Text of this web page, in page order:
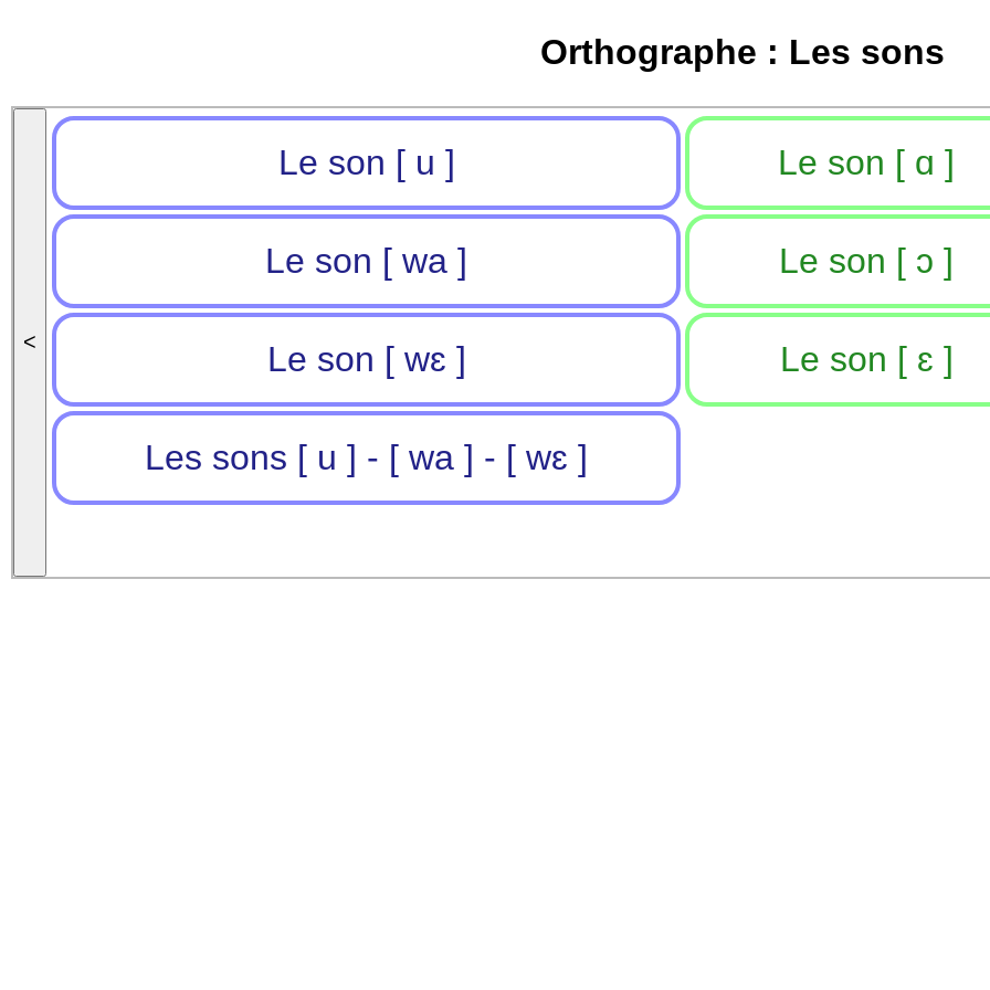
Orthographe : Les sons
<
Le son [ u ]
Le son [ wa ]
Le son [ wɛ ]
Les sons [ u ] - [ wa ] - [ wɛ ]
Le son [ ɑ ]
Le son [ ɔ ]
Le son [ ɛ ]